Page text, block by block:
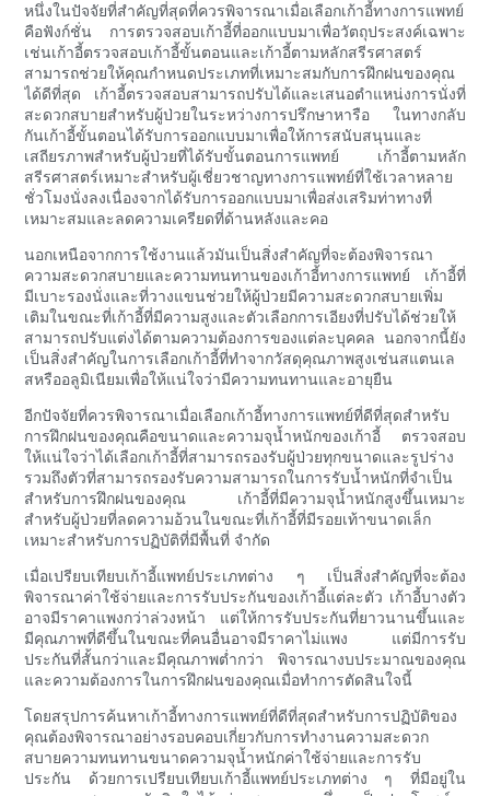
หนึ่งในปัจจัยที่สำคัญที่สุดที่ควรพิจารณาเมื่อเลือกเก้าอี้ทางการแพทย์
คือฟังก์ชั่น การตรวจสอบเก้าอี้ที่ออกแบบมาเพื่อวัตถุประสงค์เฉพาะ
เช่นเก้าอี้ตรวจสอบเก้าอี้ขั้นตอนและเก้าอี้ตามหลักสรีรศาสตร์
สามารถช่วยให้คุณกำหนดประเภทที่เหมาะสมกับการฝึกฝนของคุณ
ได้ดีที่สุด เก้าอี้ตรวจสอบสามารถปรับได้และเสนอตำแหน่งการนั่งที่
สะดวกสบายสำหรับผู้ป่วยในระหว่างการปรึกษาหารือ ในทางกลับ
กันเก้าอี้ขั้นตอนได้รับการออกแบบมาเพื่อให้การสนับสนุนและ
เสถียรภาพสำหรับผู้ป่วยที่ได้รับขั้นตอนการแพทย์ เก้าอี้ตามหลัก
สรีรศาสตร์เหมาะสำหรับผู้เชี่ยวชาญทางการแพทย์ที่ใช้เวลาหลาย
ชั่วโมงนั่งลงเนื่องจากได้รับการออกแบบมาเพื่อส่งเสริมท่าทางที่
เหมาะสมและลดความเครียดที่ด้านหลังและคอ
นอกเหนือจากการใช้งานแล้วมันเป็นสิ่งสำคัญที่จะต้องพิจารณา
ความสะดวกสบายและความทนทานของเก้าอี้ทางการแพทย์ เก้าอี้ที่
มีเบาะรองนั่งและที่วางแขนช่วยให้ผู้ป่วยมีความสะดวกสบายเพิ่ม
เติมในขณะที่เก้าอี้ที่มีความสูงและตัวเลือกการเอียงที่ปรับได้ช่วยให้
สามารถปรับแต่งได้ตามความต้องการของแต่ละบุคคล นอกจากนี้ยัง
เป็นสิ่งสำคัญในการเลือกเก้าอี้ที่ทำจากวัสดุคุณภาพสูงเช่นสแตนเล
สหรืออลูมิเนียมเพื่อให้แน่ใจว่ามีความทนทานและอายุยืน
อีกปัจจัยที่ควรพิจารณาเมื่อเลือกเก้าอี้ทางการแพทย์ที่ดีที่สุดสำหรับ
การฝึกฝนของคุณคือขนาดและความจุน้ำหนักของเก้าอี้ ตรวจสอบ
ให้แน่ใจว่าได้เลือกเก้าอี้ที่สามารถรองรับผู้ป่วยทุกขนาดและรูปร่าง
รวมถึงตัวที่สามารถรองรับความสามารถในการรับน้ำหนักที่จำเป็น
สำหรับการฝึกฝนของคุณ เก้าอี้ที่มีความจุน้ำหนักสูงขึ้นเหมาะ
สำหรับผู้ป่วยที่ลดความอ้วนในขณะที่เก้าอี้ที่มีรอยเท้าขนาดเล็ก
เหมาะสำหรับการปฏิบัติที่มีพื้นที่ จำกัด
เมื่อเปรียบเทียบเก้าอี้แพทย์ประเภทต่าง ๆ เป็นสิ่งสำคัญที่จะต้อง
พิจารณาค่าใช้จ่ายและการรับประกันของเก้าอี้แต่ละตัว เก้าอี้บางตัว
อาจมีราคาแพงกว่าล่วงหน้า แต่ให้การรับประกันที่ยาวนานขึ้นและ
มีคุณภาพที่ดีขึ้นในขณะที่คนอื่นอาจมีราคาไม่แพง แต่มีการรับ
ประกันที่สั้นกว่าและมีคุณภาพต่ำกว่า พิจารณางบประมาณของคุณ
และความต้องการในการฝึกฝนของคุณเมื่อทำการตัดสินใจนี้
โดยสรุปการค้นหาเก้าอี้ทางการแพทย์ที่ดีที่สุดสำหรับการปฏิบัติของ
คุณต้องพิจารณาอย่างรอบคอบเกี่ยวกับการทำงานความสะดวก
สบายความทนทานขนาดความจุน้ำหนักค่าใช้จ่ายและการรับ
ประกัน ด้วยการเปรียบเทียบเก้าอี้แพทย์ประเภทต่าง ๆ ที่มีอยู่ใน